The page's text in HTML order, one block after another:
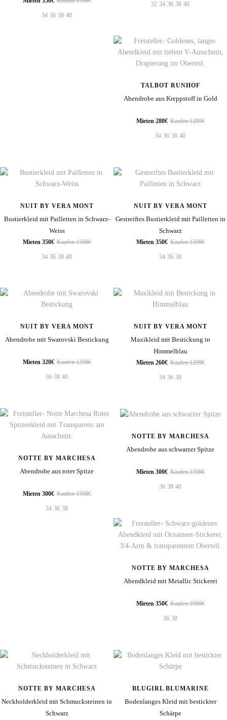
34 36 38 40
32 34 36 38 40
TALBOT RUNHOF
Abendrobe aus Kreppstoff in Gold
Mieten 280€ Kaufen 1299€
34 36 38 40
NUIT BY VERA MONT
Bustierkleid mit Pailletten in Schwarz-
Weiss
Mieten 350€ Kaufen 1598€
34 36 38 40
NUIT BY VERA MONT
Gestreiftes Bustierkleid mit Pailletten in
Schwarz
Mieten 350€ Kaufen 1598€
34 36 38
NUIT BY VERA MONT
Abendrobe mit Swarovski Bestickung
Mieten 320€ Kaufen 1298€
36 38 40
NUIT BY VERA MONT
Maxikleid mit Bestickung in
Himmelblau
Mieten 260€ Kaufen 1299€
34 36 38
NOTTE BY MARCHESA
Abendrobe aus roter Spitze
Mieten 300€ Kaufen 1598€
34 36 38
NOTTE BY MARCHESA
Abendrobe aus schwarzer Spitze
Mieten 300€ Kaufen 1598€
36 38 40
NOTTE BY MARCHESA
Abendkleid mit Metallic Stickerei
Mieten 350€ Kaufen 1900€
36 38
NOTTE BY MARCHESA
Neckholderkleid mit Schmucksteinen in
Schwarz
BLUGIRL BLUMARINE
Bodenlanges Kleid mit bestickter
Schärpe